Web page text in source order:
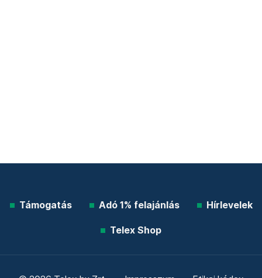
Támogatás Adó 1% felajánlás Hírlevelek
Telex Shop